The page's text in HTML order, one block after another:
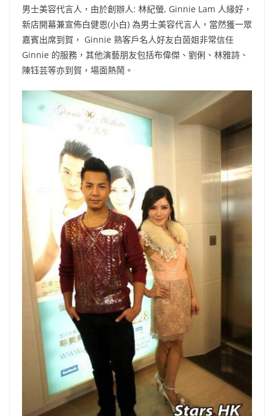
男士美容代言人，由於創辦人: 林紀螢, Ginnie Lam 人緣好，
新店開幕兼宣佈白健恩(小白) 為男士美容代言人，當然獲一眾
嘉賓出席到賀， Ginnie 熟客戶名人好友白茵姐非常信任
Ginnie 的服務，其他演藝朋友包括布偉傑、劉俐、林雅詩、
陳钰芸等亦到賀，場面熱鬧。